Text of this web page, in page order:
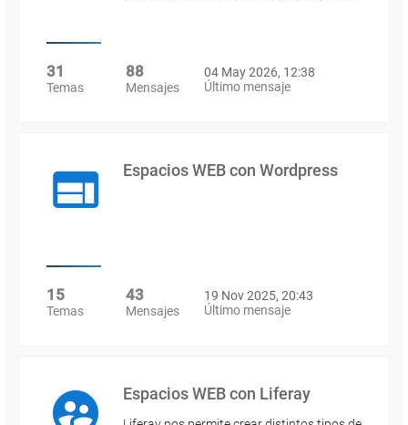
31
Temas
88
Mensajes
04 May 2026, 12:38
Último mensaje
Espacios WEB con Wordpress
15
Temas
43
Mensajes
19 Nov 2025, 20:43
Último mensaje
Espacios WEB con Liferay